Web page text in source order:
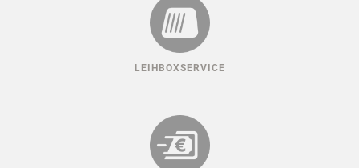
LEIHBOXSERVICE